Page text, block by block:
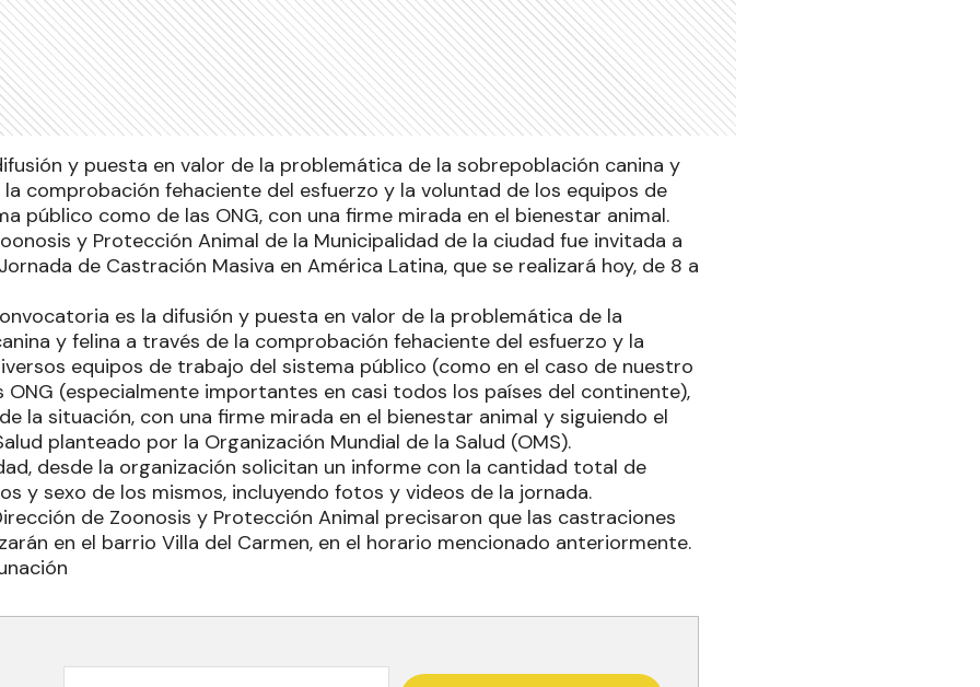
y puesta en valor de la problemática de la sobrepoblación canina y
comprobación fehaciente del esfuerzo y la voluntad de los equipos de
público como de las ONG, con una firme mirada en el bienestar animal.
y Protección Animal de la Municipalidad de la ciudad fue invitada a
de Castración Masiva en América Latina, que se realizará hoy, de 8 a
es la difusión y puesta en valor de la problemática de la
y felina a través de la comprobación fehaciente del esfuerzo y la
equipos de trabajo del sistema público (como en el caso de nuestro
ONG (especialmente importantes en casi todos los países del continente),
la situación, con una firme mirada en el bienestar animal y siguiendo el
planteado por la Organización Mundial de la Salud (OMS).
desde la organización solicitan un informe con la cantidad total de
y sexo de los mismos, incluyendo fotos y videos de la jornada.
de Zoonosis y Protección Animal precisaron que las castraciones
en el barrio Villa del Carmen, en el horario mencionado anteriormente.